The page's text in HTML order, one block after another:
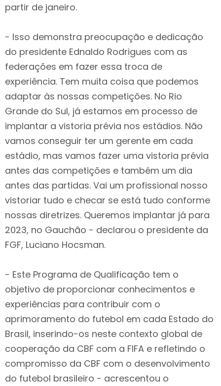
partir de janeiro.
- Isso demonstra preocupação e dedicação
do presidente Ednaldo Rodrigues com as
federações em fazer essa troca de
experiência. Tem muita coisa que podemos
adaptar às nossas competições. No Rio
Grande do Sul, já estamos em processo de
implantar a vistoria prévia nos estádios. Não
vamos conseguir ter um gerente em cada
estádio, mas vamos fazer uma vistoria prévia
antes das competições e também um dia
antes das partidas. Vai um profissional nosso
vistoriar tudo e checar se está tudo conforme
nossas diretrizes. Queremos implantar já para
2023, no Gauchão - declarou o presidente da
FGF, Luciano Hocsman.
- Este Programa de Qualificação tem o
objetivo de proporcionar conhecimentos e
experiências para contribuir com o
aprimoramento do futebol em cada Estado do
Brasil, inserindo-os neste contexto global de
cooperação da CBF com a FIFA e refletindo o
compromisso da CBF com o desenvolvimento
do futebol brasileiro - acrescentou o